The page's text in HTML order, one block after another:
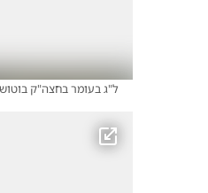
ל"ג בעומר בחצה"ק